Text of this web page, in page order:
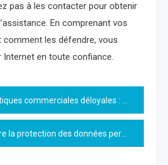
pas à les contacter pour obtenir
En comprenant vos
les défendre, vous
Internet en toute confiance.
commerciales déloyales : comprendre les enjeux et les solutions
des données personnelles : enjeux et conseils